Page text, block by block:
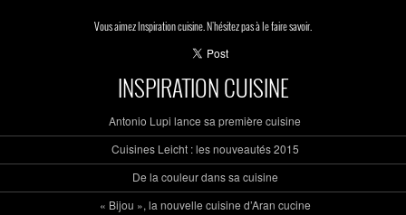
Vous aimez Inspiration cuisine. N'hésitez pas à le faire savoir.
INSPIRATION CUISINE
Antonio Lupi lance sa première cuisine
Cuisines Leicht : les nouveautés 2015
De la couleur dans sa cuisine
« Bijou », la nouvelle cuisine d’Aran cucine